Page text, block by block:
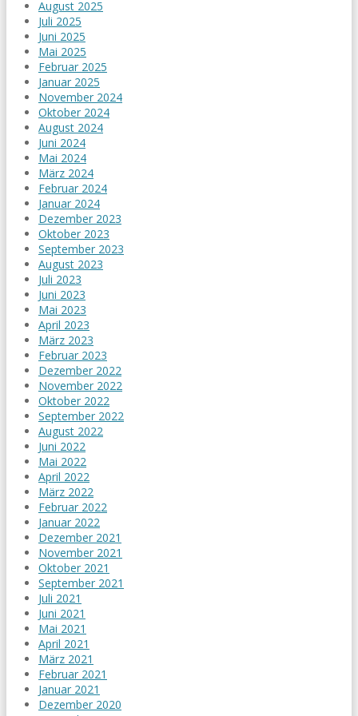
August 2025
Juli 2025
Juni 2025
Mai 2025
Februar 2025
Januar 2025
November 2024
Oktober 2024
August 2024
Juni 2024
Mai 2024
März 2024
Februar 2024
Januar 2024
Dezember 2023
Oktober 2023
September 2023
August 2023
Juli 2023
Juni 2023
Mai 2023
April 2023
März 2023
Februar 2023
Dezember 2022
November 2022
Oktober 2022
September 2022
August 2022
Juni 2022
Mai 2022
April 2022
März 2022
Februar 2022
Januar 2022
Dezember 2021
November 2021
Oktober 2021
September 2021
Juli 2021
Juni 2021
Mai 2021
April 2021
März 2021
Februar 2021
Januar 2021
Dezember 2020